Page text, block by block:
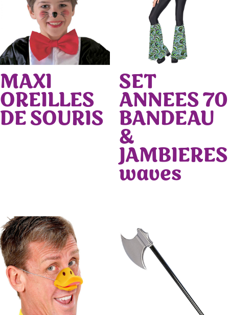
MAXI
OREILLES
DE SOURIS
SET
ANNEES 70
BANDEAU
&
JAMBIERES
waves